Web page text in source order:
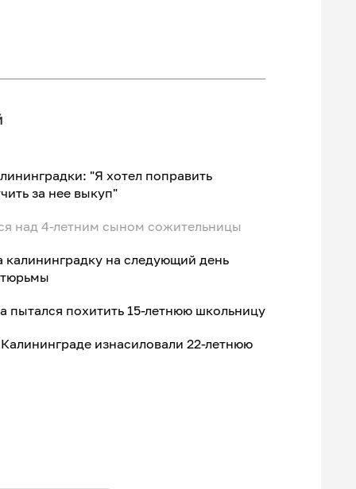
"Я хотел поправить
за нее выкуп"
над 4-летним сыном сожительницы
калининградку на следующий день
пытался похитить 15-летнюю школьницу
изнасиловали 22-летнюю